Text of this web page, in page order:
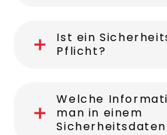
Ist ein
Pflicht?
Welche
man in einem